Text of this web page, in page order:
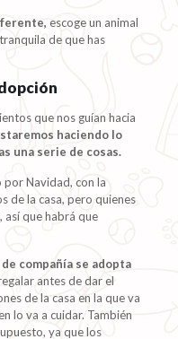
escoge un animal
de que has
que nos guían hacia
haciendo lo
una serie de cosas.
por Navidad, con la
de la casa, pero quienes
así que habrá que
compañía se adopta
antes de dar el
de la casa en la que va
lo va a cuidar. También
ya que los